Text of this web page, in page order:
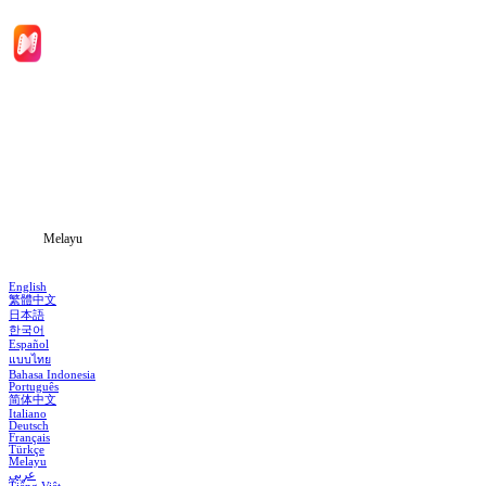
Melayu
English
繁體中文
日本語
한국어
Español
แบบไทย
Bahasa Indonesia
Português
简体中文
Italiano
Deutsch
Français
Türkçe
Melayu
عربي